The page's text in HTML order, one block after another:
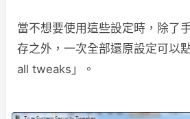
當不想要使用這些設定時，除了
存之外，一次全部還原設定可以
all tweaks」。